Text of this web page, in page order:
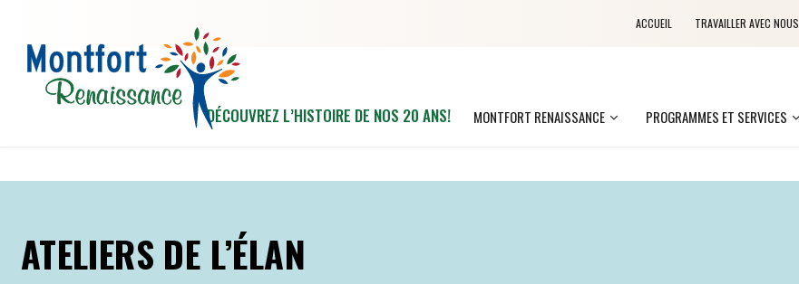
ACCUEIL TRAVAILLER AVEC NOUS
DÉCOUVREZ L’HISTOIRE DE NOS 20 ANS! MONTFORT RENAISSANCE PROGRAMMES ET SERVICES
ATELIERS DE L’ÉLAN